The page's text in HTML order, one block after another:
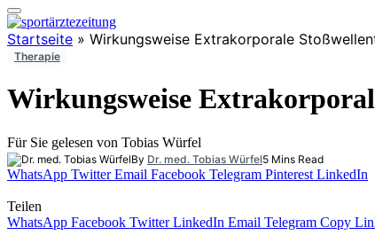
Startseite » Wirkungsweise Extrakorporale
Therapie
Wirkungsweise
Für Sie gelesen von Tobias Würfel
By Dr. med. Tobias Würfel5 Mins Read
WhatsApp Twitter Email Facebook Telegram Pinterest LinkedIn
Teilen
WhatsApp Facebook Twitter LinkedIn Email Telegram Copy